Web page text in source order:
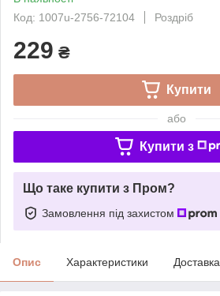
Код: 1007u-2756-72104
Роздріб
229 ₴
Купити
або
Купити з
Що таке купити з Пром?
Замовлення під захистом
Опис Характеристики Доставка